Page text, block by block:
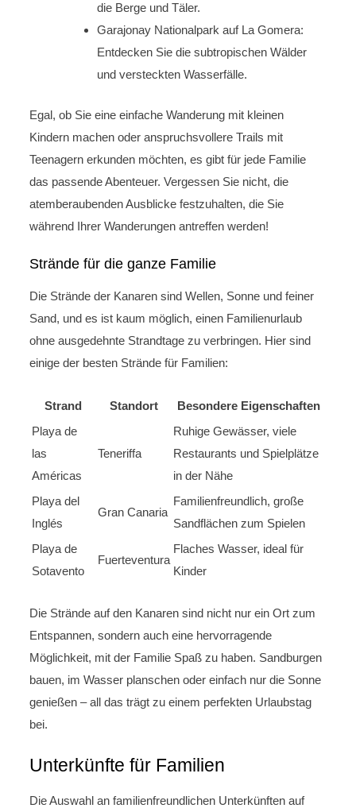
die Berge und Täler.
Garajonay Nationalpark auf La Gomera:
Entdecken Sie die subtropischen Wälder
und versteckten Wasserfälle.
Egal, ob Sie eine einfache Wanderung mit kleinen
Kindern machen oder anspruchsvollere Trails mit
Teenagern erkunden möchten, es gibt für jede Familie
das passende Abenteuer. Vergessen Sie nicht, die
atemberaubenden Ausblicke festzuhalten, die Sie
während Ihrer Wanderungen antreffen werden!
Strände für die ganze Familie
Die Strände der Kanaren sind Wellen, Sonne und feiner
Sand, und es ist kaum möglich, einen Familienurlaub
ohne ausgedehnte Strandtage zu verbringen. Hier sind
einige der besten Strände für Familien:
Strand Standort
Besondere Eigenschaften
Playa de
las
Américas
Teneriffa
Ruhige Gewässer, viele
Restaurants und Spielplätze
in der Nähe
Playa del
Inglés
Gran Canaria
Familienfreundlich, große
Sandflächen zum Spielen
Playa de
Sotavento
Fuerteventura
Flaches Wasser, ideal für
Kinder
Die Strände auf den Kanaren sind nicht nur ein Ort zum
Entspannen, sondern auch eine hervorragende
Möglichkeit, mit der Familie Spaß zu haben. Sandburgen
bauen, im Wasser planschen oder einfach nur die Sonne
genießen – all das trägt zu einem perfekten Urlaubstag
bei.
Unterkünfte für Familien
Die Auswahl an familienfreundlichen Unterkünften auf